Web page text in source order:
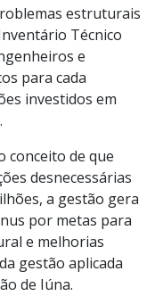
estruturais
Técnico
e
para cada
investidos em
conceito de que
desnecessárias
a gestão gera
por metas para
e melhorias
gestão aplicada
de Iúna.